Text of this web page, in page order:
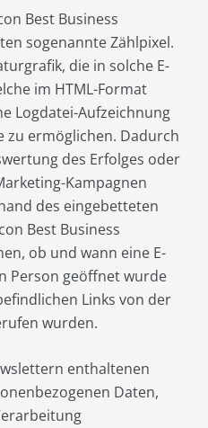
Best Business
sogenannte Zählpixel.
die in solche E-
im HTML-Format
Logdatei-Aufzeichnung
zu ermöglichen. Dadurch
des Erfolges oder
Kampagnen
des eingebetteten
Best Business
ob und wann eine E-
Person geöffnet wurde
Links von der
wurden.
enthaltenen
Daten,